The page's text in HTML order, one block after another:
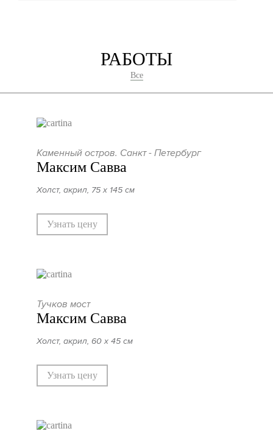
РАБОТЫ
Все
Каменный остров. Санкт - Петербург
Максим Савва
Холст, акрил, 75 х 145 см
Узнать цену
Тучков мост
Максим Савва
Холст, акрил, 60 х 45 см
Узнать цену